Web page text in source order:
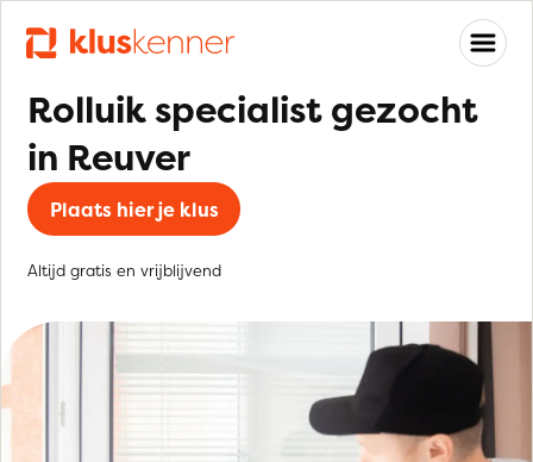
Rolluik specialist gezocht
in Reuver
Plaats hier je klus
Altijd gratis en vrijblijvend